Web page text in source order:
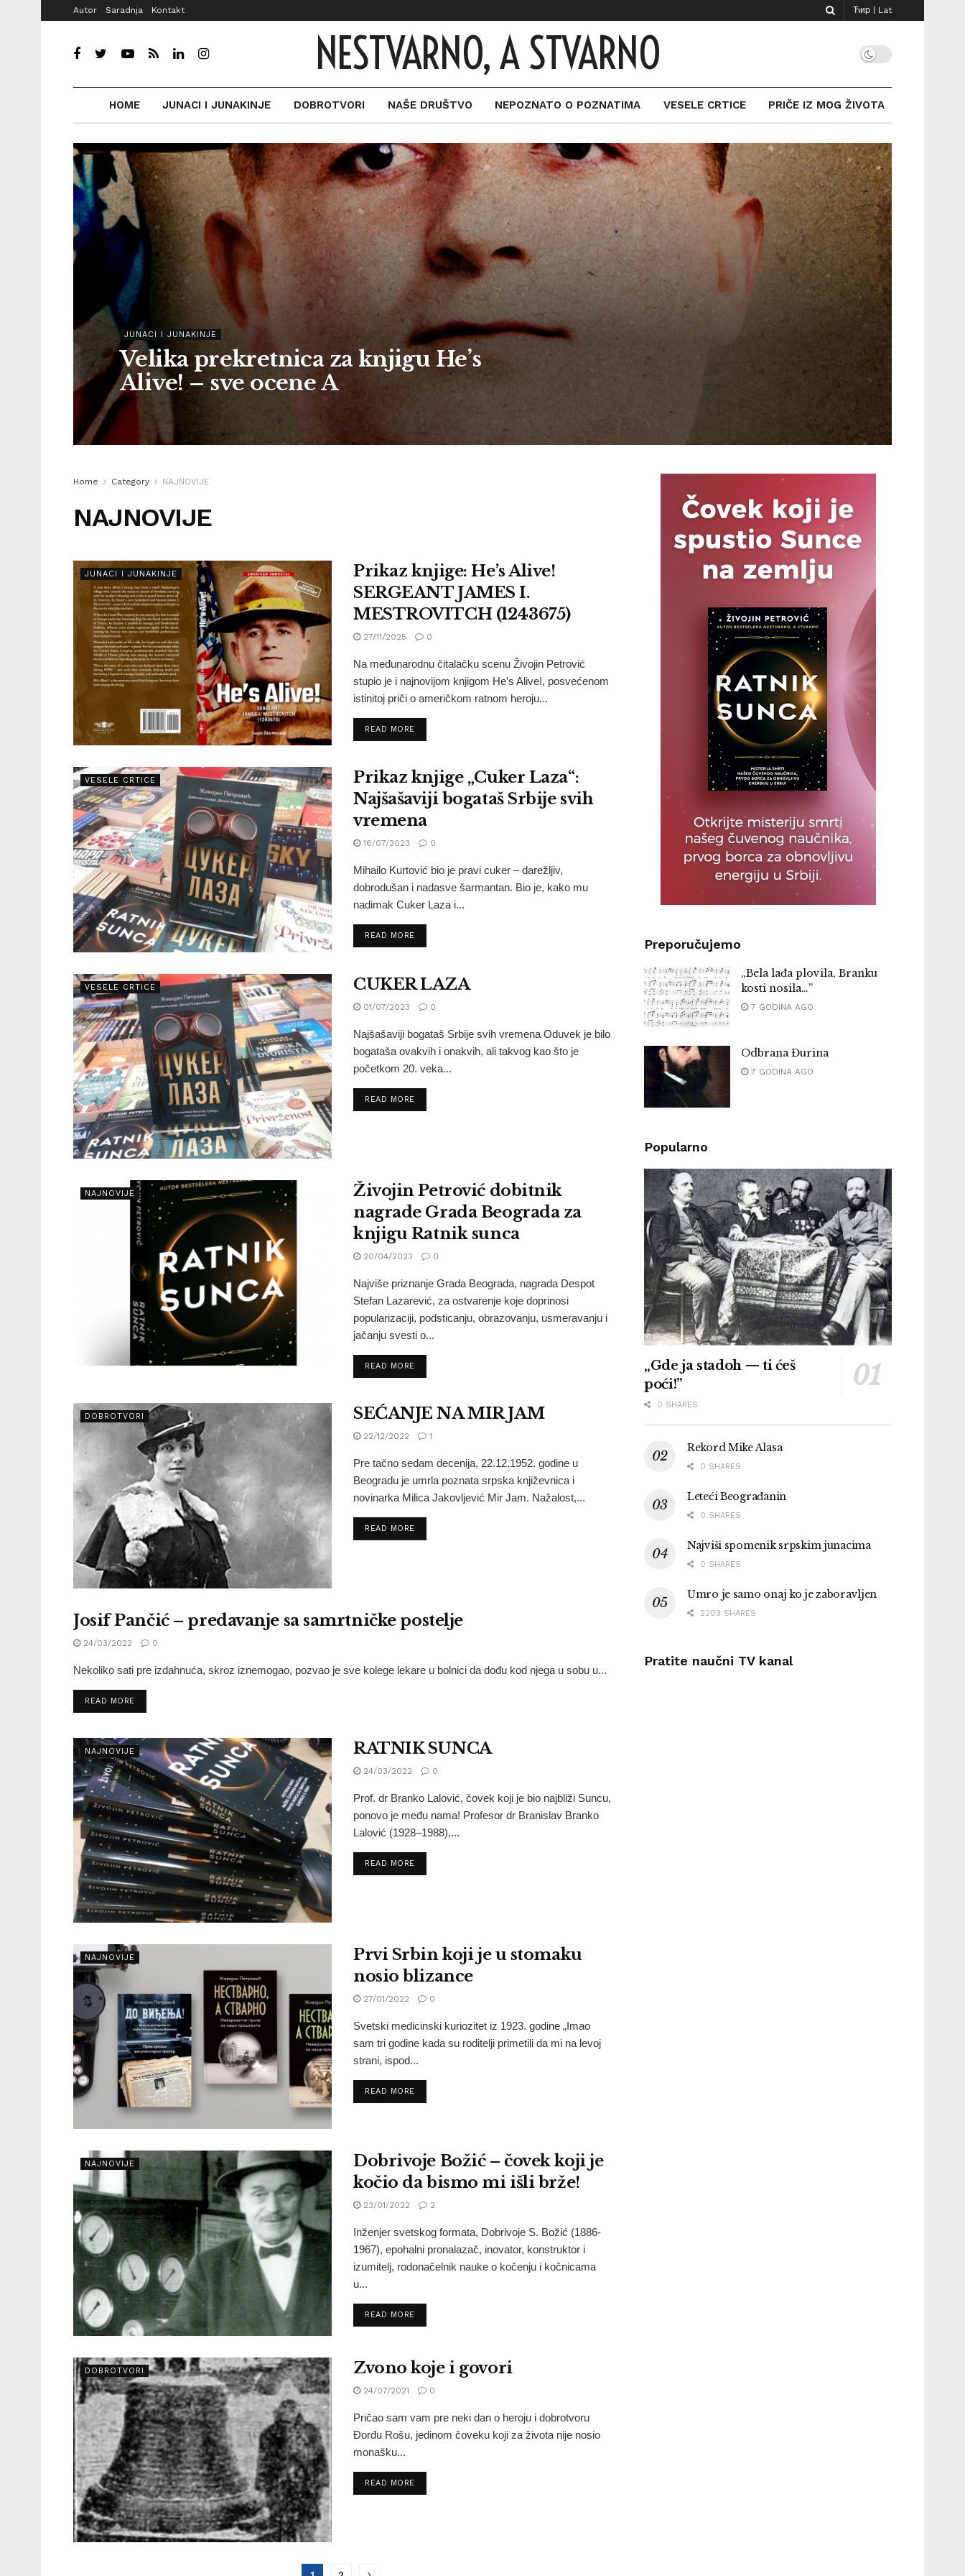
Autor Saradnja Kontakt Ћир Lat
NESTVARNO, A STVARNO
HOME JUNACI I JUNAKINJE DOBROTVORI NAŠE DRUŠTVO NEPOZNATO O POZNATIMA VESELE CRTICE PRIČE IZ MOG ŽIVOTA
JUNACI I JUNAKINJE
Velika prekretnica za knjigu He’s
Alive! – sve ocene A
Home Category NAJNOVIJE
NAJNOVIJE
JUNACI I JUNAKINJE
Prikaz knjige: He’s Alive!
SERGEANT JAMES I.
MESTROVITCH (1243675)
27/11/2025 0
Na međunarodnu čitalačku scenu Živojin Petrović
stupio je i najnovijom knjigom He’s Alive!, posvećenom
istinitoj priči o američkom ratnom heroju...
READ MORE
VESELE CRTICE
Prikaz knjige „Cuker Laza“:
Najšašaviji bogataš Srbije svih
vremena
16/07/2023 0
Mihailo Kurtović bio je pravi cuker – darežljiv,
dobrodušan i nadasve šarmantan. Bio je, kako mu
nadimak Cuker Laza i...
READ MORE
VESELE CRTICE CUKER LAZA
01/07/2023 0
Najšašaviji bogataš Srbije svih vremena Oduvek je bilo
bogataša ovakvih i onakvih, ali takvog kao što je
početkom 20. veka...
READ MORE
NAJNOVIJE
Živojin Petrović dobitnik
nagrade Grada Beograda za
knjigu Ratnik sunca
20/04/2023 0
Najviše priznanje Grada Beograda, nagrada Despot
Stefan Lazarević, za ostvarenje koje doprinosi
popularizaciji, podsticanju, obrazovanju, usmeravanju i
jačanju svesti o...
READ MORE
DOBROTVORI SEĆANJE NA MIR JAM
22/12/2022 1
Pre tačno sedam decenija, 22.12.1952. godine u
Beogradu je umrla poznata srpska književnica i
novinarka Milica Jakovljević Mir Jam. Nažalost,...
READ MORE
JUNACI I JUNAKINJE
Josif Pančić – predavanje sa samrtničke postelje
24/03/2022 0
Nekoliko sati pre izdahnuća, skroz iznemogao, pozvao je sve kolege lekare u bolnici da dođu kod njega u sobu u...
READ MORE
NAJNOVIJE RATNIK SUNCA
24/03/2022 0
Prof. dr Branko Lalović, čovek koji je bio najbliži Suncu,
ponovo je među nama! Profesor dr Branislav Branko
Lalović (1928–1988),...
READ MORE
NAJNOVIJE
Prvi Srbin koji je u stomaku
nosio blizance
27/01/2022 0
Svetski medicinski kuriozitet iz 1923. godine „Imao
sam tri godine kada su roditelji primetili da mi na levoj
strani, ispod...
READ MORE
NAJNOVIJE
Dobrivoje Božić – čovek koji je
kočio da bismo mi išli brže!
23/01/2022 2
Inženjer svetskog formata, Dobrivoje S. Božić (1886-
1967), epohalni pronalazač, inovator, konstruktor i
izumitelj, rodonačelnik nauke o kočenju i kočnicama
u...
READ MORE
DOBROTVORI Zvono koje i govori
24/07/2021 0
Pričao sam vam pre neki dan o heroju i dobrotvoru
Đorđu Rošu, jedinom čoveku koji za života nije nosio
monašku...
READ MORE
Preporučujemo
„Bela lađa plovila, Branku
kosti nosila…”
7 GODINA AGO
Odbrana Đurina
7 GODINA AGO
Popularno
„Gde ja stadoh — ti ćeš
poći!”
0 SHARES
Rekord Mike Alasa
0 SHARES
Leteći Beograđanin
0 SHARES
Najviši spomenik srpskim junacima
0 SHARES
Umro je samo onaj ko je zaboravljen
2203 SHARES
Pratite naučni TV kanal